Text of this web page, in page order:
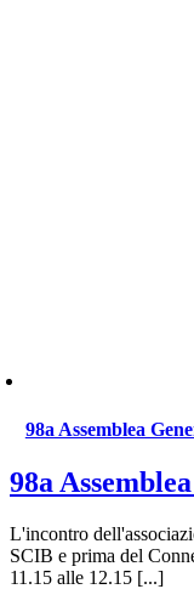
98a Assemblea
98a
L'incontro
SCIB e prima del
11.15 alle 12.15 [...]